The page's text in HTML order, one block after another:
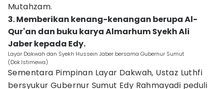
Mutahzam.
3. Memberikan kenang-kenangan berupa Al-
Qur'an dan buku karya Almarhum Syekh Ali
Jaber kepada Edy.
Layar Dakwah dan Syekh Hussein Jaber bersama Gubernur Sumut
(Dok.Istimewa)
Sementara Pimpinan Layar Dakwah, Ustaz Luthfi
bersyukur Gubernur Sumut Edy Rahmayadi peduli